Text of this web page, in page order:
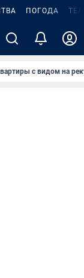
ПОГОДА
с видом на